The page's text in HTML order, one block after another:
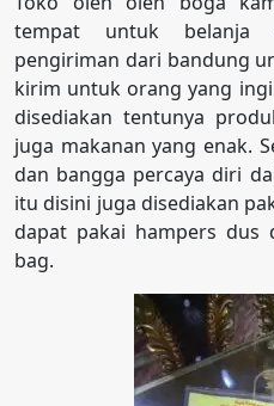
tempat untuk belanja
pengiriman dari bandung
kirim untuk orang yang
disediakan tentunya
juga makanan yang enak.
dan bangga percaya diri
itu disini juga disediakan
dapat pakai hampers dus
bag.